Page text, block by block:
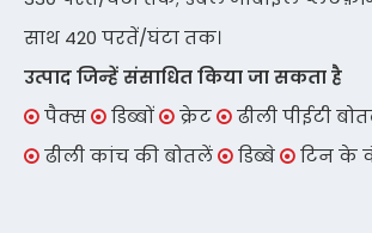
साथ 420 परतें/घंटा तक।
उत्पाद जिन्हें संसाधित किया जा सकता है
 पैक्स  डिब्बों  क्रेट  ढीली पीईटी
 ढीली कांच की बोतलें  डिब्बे  टिन के